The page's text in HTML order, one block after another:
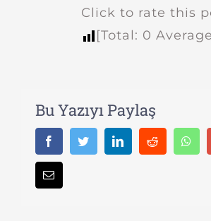
Click to rate this
[Total: 0
Bu Yazıyı Paylaş
FacebookTwitter LinkedInReddit